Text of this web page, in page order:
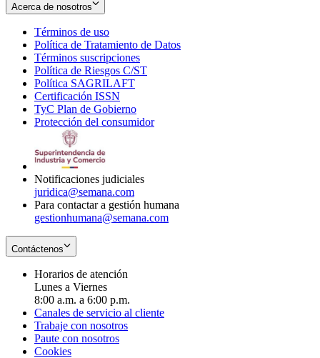
Acerca de nosotros
Términos de uso
in
new
window
Política de Tratamiento de Datos
Términos suscripciones
in
Política de Riesgos C/ST
Política SAGRILAFT
new
window
Certificación ISSN
in
new
TyC Plan de Gobierno
in
Protección del consumidorOpens
Notificaciones judiciales
juridica@semana.com
Para contactar a gestión humana
gestionhumana@semana.com
Contáctenos
Horarios de atención
Lunes a Viernes
8:00 a.m. a 6:00 p.m.
Canales de servicio al cliente
Trabaje con nosotros
Paute con nosotros
Cookies